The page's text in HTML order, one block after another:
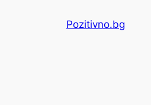
Pozitivno.bg